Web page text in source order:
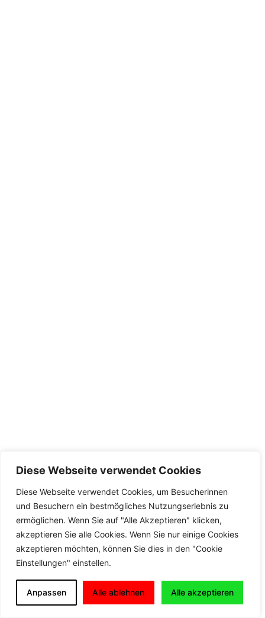
Diese Webseite verwendet Cookies
Diese Webseite verwendet Cookies, um Besucherinnen
und Besuchern ein bestmögliches Nutzungserlebnis zu
ermöglichen. Wenn Sie auf "Alle Akzeptieren" klicken,
akzeptieren Sie alle Cookies. Wenn Sie nur einige Cookies
akzeptieren möchten, können Sie dies in den "Cookie
Einstellungen" einstellen.
Anpassen Alle ablehnen Alle akzeptieren